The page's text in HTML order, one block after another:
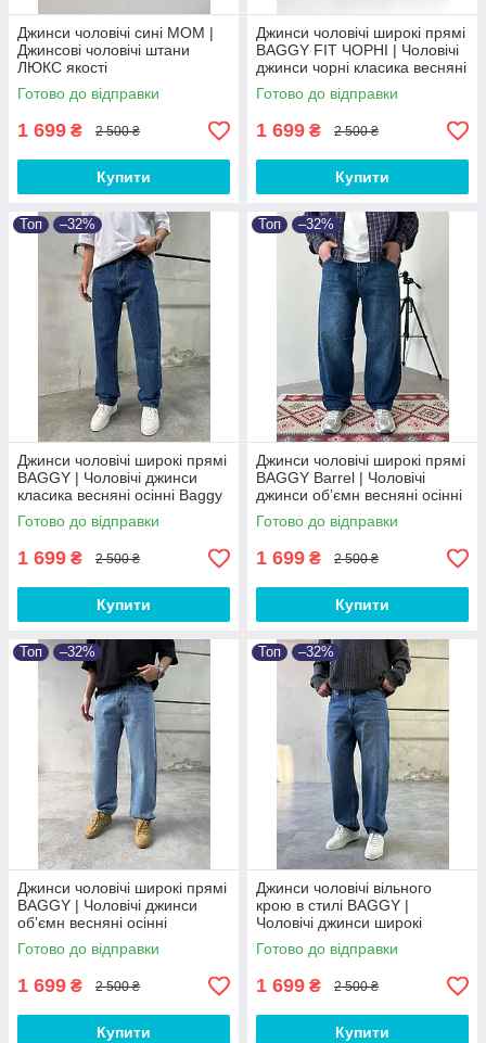
Джинси чоловічі сині MOM |
Джинсові чоловічі штани
ЛЮКС якості
Готово до відправки
1 699 ₴ 2 500 ₴
Купити
Джинси чоловічі широкі прямі
BAGGY FIT ЧОРНІ‎ | Чоловічі
джинси чорні класика весняні
осінні Baggy
Готово до відправки
1 699 ₴ 2 500 ₴
Купити
Топ –32%
Джинси чоловічі широкі прямі
BAGGY | Чоловічі джинси
класика весняні осінні Baggy
Готово до відправки
1 699 ₴ 2 500 ₴
Купити
Топ –32%
Джинси чоловічі широкі прямі
BAGGY Barrel | Чоловічі
джинси обʼємн весняні осінні
Baggy
Готово до відправки
1 699 ₴ 2 500 ₴
Купити
Топ –32%
Джинси чоловічі широкі прямі
BAGGY | Чоловічі джинси
обʼємн весняні осінні
Туреччина
Готово до відправки
1 699 ₴ 2 500 ₴
Купити
Топ –32%
Джинси чоловічі вільного
крою в стилі BAGGY |
Чоловічі джинси широкі
весняні осінні Баггі
Готово до відправки
1 699 ₴ 2 500 ₴
Купити